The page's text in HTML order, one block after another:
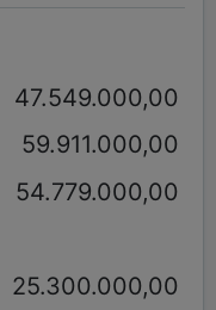
47.549.000,00
59.911.000,00
54.779.000,00
25.300.000,00